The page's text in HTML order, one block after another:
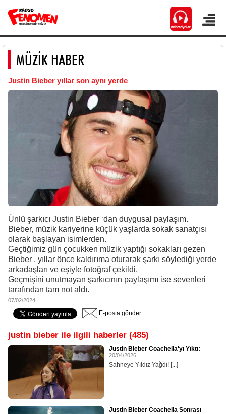
MÜZİK HABER
Justin Bieber yıllar son aynı yerde
Ünlü şarkıcı Justin Bieber ‘dan duygusal paylaşım.
Bieber, müzik kariyerine küçük yaşlarda sokak sanatçısı
olarak başlayan isimlerden.
Geçtiğimiz gün çocukken müzik yaptığı sokakları gezen
Bieber , yıllar önce kaldırıma oturarak şarkı söylediği yerde
arkadaşları ve eşiyle fotoğraf çekildi.
Geçmişini unutmayan şarkıcının paylaşımı ise sevenleri
tarafından tam not aldı.
07/02/2024
E-posta gönder
justin bieber ile ilgili haberler (485)
Justin Bieber Coachella'yı Yıktı:
20/04/2026
Sahneye Yıldız Yağdı! [...]
Justin Bieber Coachella Sonrası